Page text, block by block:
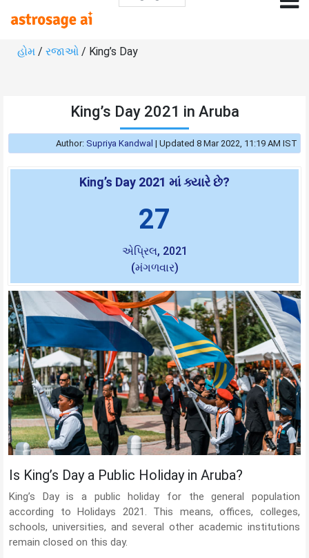
હોમ / રજાઓ / King’s Day
King’s Day 2021 in Aruba
Author: Supriya Kandwal | Updated 8 Mar 2022, 11:19 AM IST
King’s Day 2021 માં ક્યારે છે?
27
એપ્રિલ, 2021
(મંગળવાર)
Is King’s Day a Public Holiday in Aruba?
King’s Day is a public holiday for the general population
according to Holidays 2021. This means, offices, colleges,
schools, universities, and several other academic institutions
remain closed on this day.